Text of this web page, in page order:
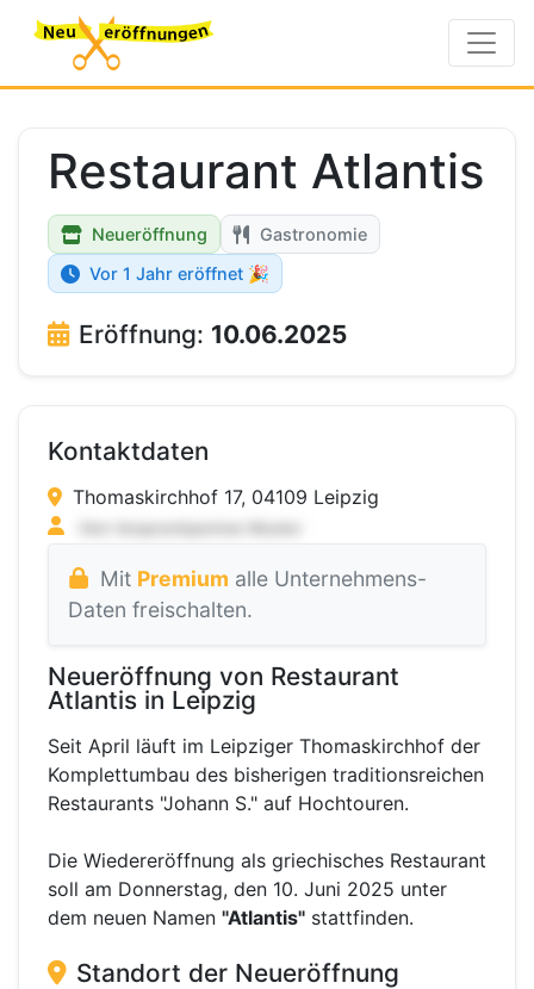
Restaurant Atlantis
Neueröffnung
Gastronomie
Vor 1 Jahr eröffnet 🎉
Eröffnung: 10.06.2025
Kontaktdaten
Thomaskirchhof 17, 04109 Leipzig
Mit Premium alle Unternehmens-
Daten freischalten.
Neueröffnung von Restaurant
Atlantis in Leipzig
Seit April läuft im Leipziger Thomaskirchhof der
Komplettumbau des bisherigen traditionsreichen
Restaurants "Johann S." auf Hochtouren.
Die Wiedereröffnung als griechisches Restaurant
soll am Donnerstag, den 10. Juni 2025 unter
dem neuen Namen "Atlantis" stattfinden.
Standort der Neueröffnung